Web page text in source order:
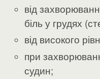
від
біль у грудях
від високого
при
судин;